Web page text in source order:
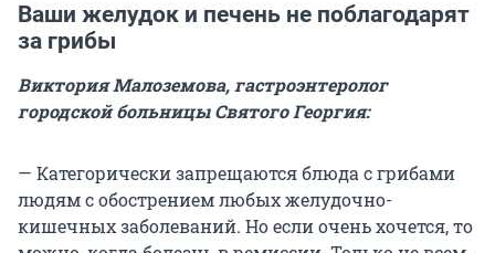
Ваши желудок и печень не поблагодарят
за грибы
Виктория Малоземова, гастроэнтеролог
городской больницы Святого Георгия:
— Категорически запрещаются блюда с грибами
людям с обострением любых желудочно-
кишечных заболеваний. Но если очень хочется, то